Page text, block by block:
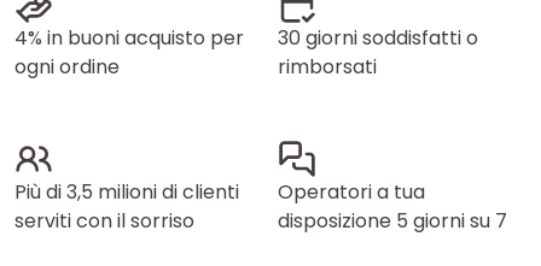
4% in buoni acquisto per
ogni ordine
30 giorni soddisfatti o
rimborsati
Più di 3,5 milioni di clienti
serviti con il sorriso
Operatori a tua
disposizione 5 giorni su 7